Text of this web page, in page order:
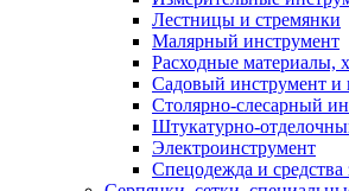
Лестницы и стремянки
Малярный инструмент
Расходные материалы,
Садовый инструмент и
Столярно-слесарный
Штукатурно-
Электроинструмент
Спецодежда и